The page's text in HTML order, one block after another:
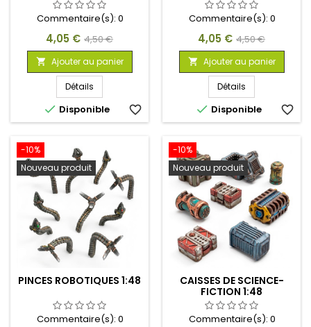
Commentaire(s): 0
Prix
4,05 € Prix
de
base
4,50 €
 Ajouter au panier
Détails
 Disponible favorite_border
Commentaire(s): 0
Prix
4,05 € Prix
de
base
4,50 €
 Ajouter au panier
Détails
 Disponible favorite_border
-10%
Nouveau produit
PINCES ROBOTIQUES 1:48
Commentaire(s): 0
-10%
Nouveau produit
CAISSES DE SCIENCE-
FICTION 1:48
Commentaire(s): 0